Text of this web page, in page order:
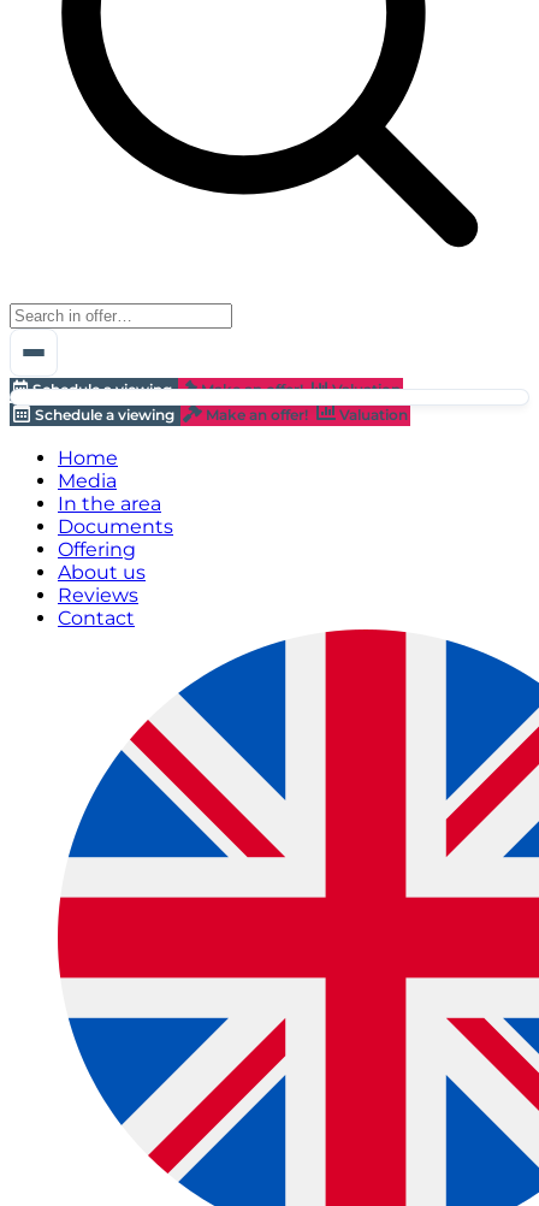
Schedule a viewing Make an offer!
Valuation
Schedule a viewing
Make an offer! Valuation
Home
Media
In the area
Documents
Offering
About us
Reviews
Contact